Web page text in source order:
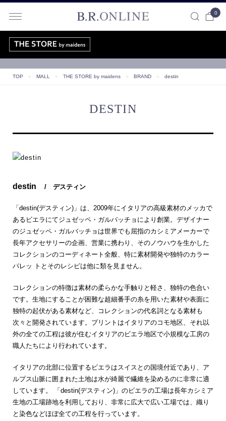
0
TOP ＞ MALL ＞ THE STORE by maidens ＞ BRAND ＞ destin
DESTIN
destin / デスティン
「destin(デスティン)」は、2009年にイタリアの高級素材のメッカで
あるビエラにてジュゼッペ・ガルバッチョにより創業。デザイナー
のジュゼッペ・ガルバッチョは世界でも屈指のカシミアメーカーで
長年アクセサリーの企画、営業に携わり、そのノウハウを生かした
コレクションのコーディネート全般、特に素材開発や独特のカラー
パレッ トとそのレシピは他に類を見ません。
コレクションの特徴は素材の柔らかな手触りと軽さ、独特の色合い
です。生地にすることが困難な超細番手の糸を用いた素材や表面に
独特の起伏がある素材など、コレクションの代名詞となる素材も
次々と開発されています。プリントはイタリアのコモ地区、それ以
外の全ての工程は彼が住むイタリアのビエラ地区で小規模な工房の
職人たちにより行われています。
イタリアの北部に位置するビエラはスイスとの国境付近であり、ア
ルプス山脈に囲まれた土地は水が綺麗で繊維を染めるのに非常に適
しています。 「destin(デスティン)」のビエラの工場は長年カシミア
生地の工場跡地を利用しており、非常に広大で広い工場では、織り
と染色などほぼ全ての工程を行っています。